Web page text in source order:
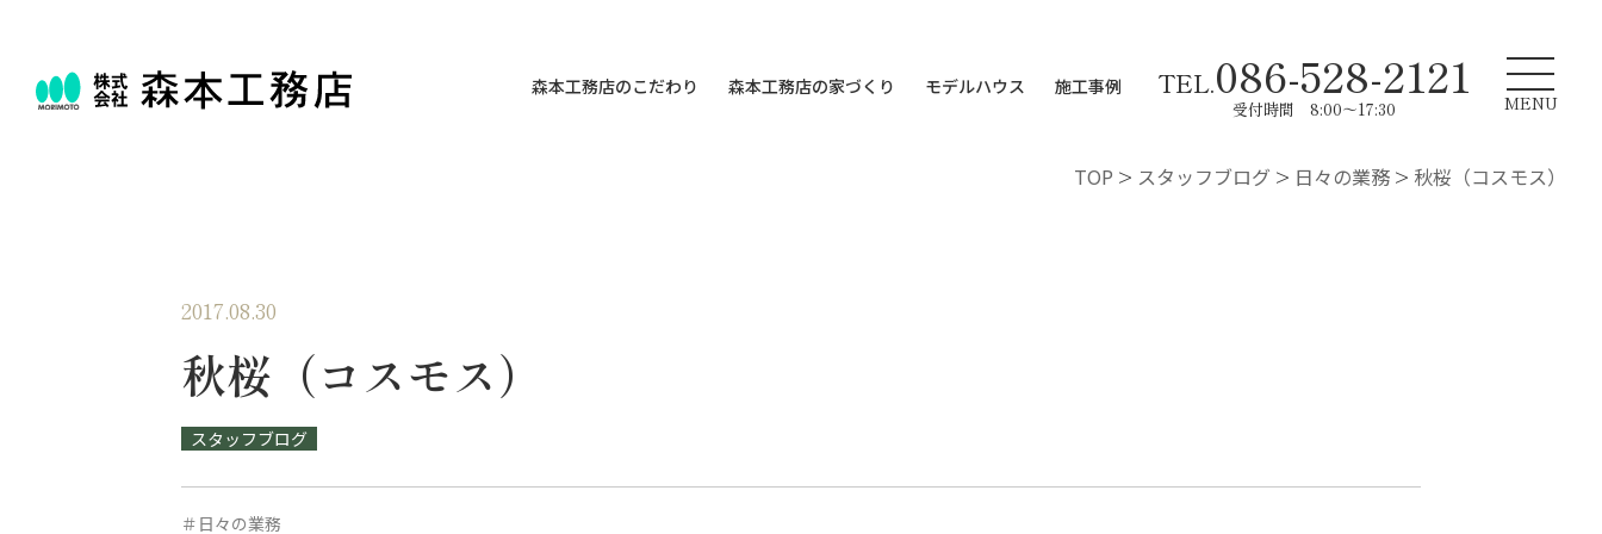
森本工務店のこだわり 森本工務店の家づくり モデルハウス 施工事例 TEL.086-528-2121
受付時間 8:00～17:30 MENU
TOP > スタッフブログ > 日々の業務 > 秋桜（コスモス）
2017.08.30
秋桜（コスモス）
スタッフブログ
＃日々の業務